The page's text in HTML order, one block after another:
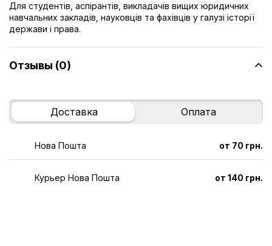
Для студентів, аспірантів, викладачів вищих юридичних
навчальних закладів, науковців та фахівців у галузі історії
держави і права.
Отзывы (0)
Доставка Оплата
Нова Пошта от 70 грн.
Курьер Нова Пошта от 140 грн.